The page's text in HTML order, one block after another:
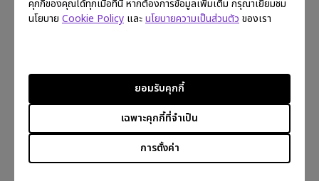
คุกกี้ของคุณได้ทุกเมื่อที่นี่ หากต้องการข้อมูลเพิ่มเติม กรุณาเยี่ยมชม
นโยบาย Cookie Policy และนโยบายความเป็นส่วนตัว ของเรา
การตั้งค่า
เฉพาะคุกกี้ที่จำเป็น
ยอมรับคุกกี้
Dimming ช่วยให้มั่นใจได้ถึงการแสดงผลที่แม่นยำของ
คู่มือการเลือกซื้อ
สิ่งที่คุณควรพิจารณาในจอภาพ Mini LED และ Local
Dimming